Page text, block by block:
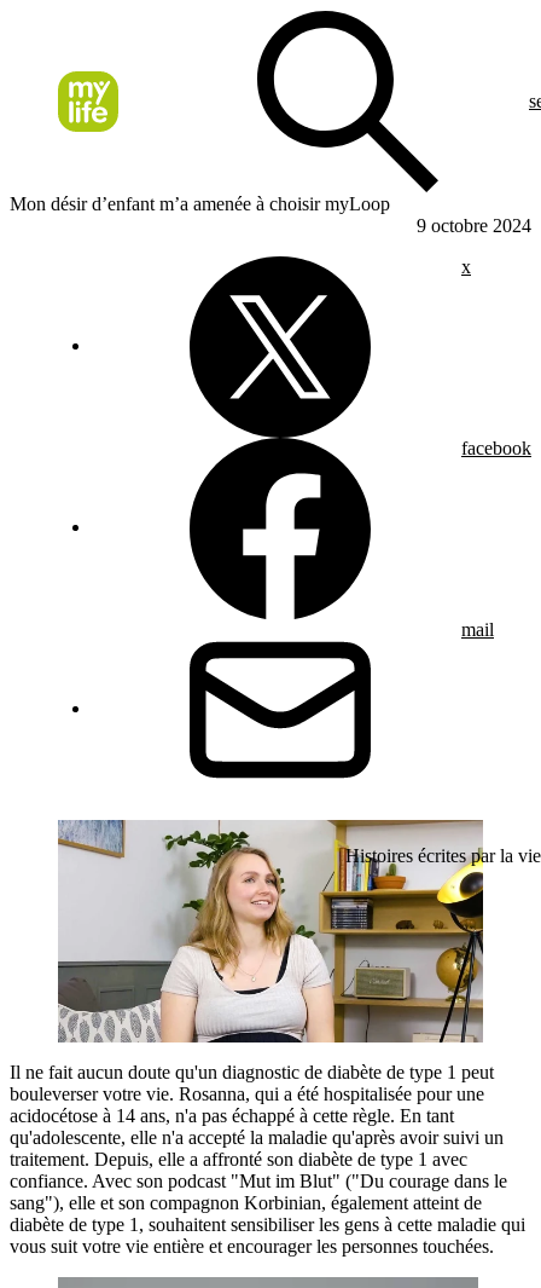
Mon désir d’enfant m’a amenée à choisir myLoop
9 octobre 2024
x
facebook
mail
Histoires écrites par la vie
Il ne fait aucun doute qu'un diagnostic de diabète de type 1 peut
bouleverser votre vie. Rosanna, qui a été hospitalisée pour une
acidocétose à 14 ans, n'a pas échappé à cette règle. En tant
qu'adolescente, elle n'a accepté la maladie qu'après avoir suivi un
traitement. Depuis, elle a affronté son diabète de type 1 avec
confiance. Avec son podcast "Mut im Blut" ("Du courage dans le
sang"), elle et son compagnon Korbinian, également atteint de
diabète de type 1, souhaitent sensibiliser les gens à cette maladie qui
vous suit votre vie entière et encourager les personnes touchées.